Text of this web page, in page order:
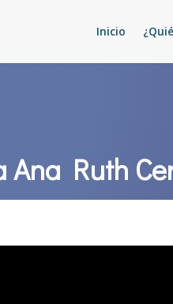
Inicio
Ana Ruth